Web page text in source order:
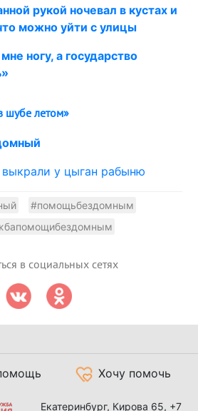
рукой ночевал в кустах и
можно уйти с улицы
ногу, а государство
»
шубе летом»
у цыган рабыню
#помощьбездомным
в социальных сетях
Хочу помочь
Екатеринбург, Кирова 65, +7